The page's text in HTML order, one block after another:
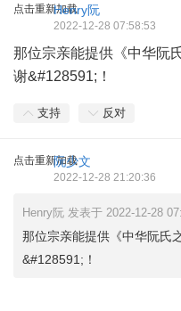
点击重新加载Henry阮
2022-12-28 07:58:53
那位宗亲能提供《中华阮
谢&#128591;！
支持 反对
点击重新加载
阮少文
2022-12-28 21:20:36
Henry阮 发表于 2022-12-28
那位宗亲能提供《中华阮氏
&#128591;！